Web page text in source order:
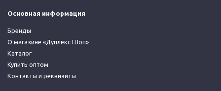
Основная информация
Бренды
О магазине «Дуплекс Шоп»
Каталог
Купить оптом
Контакты и реквизиты